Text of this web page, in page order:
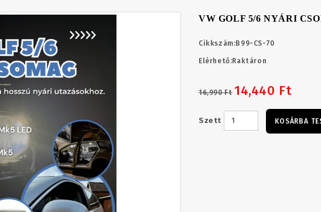
VW GOLF 5/6 NYÁRI
Cikkszám:B99-CS-70
Elérhető:Raktáron
16,990 Ft 14,440 Ft
Szett KOSÁRBA